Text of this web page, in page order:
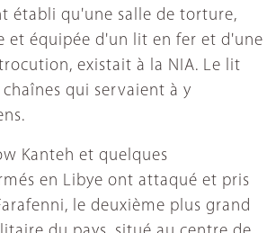
établi qu'une salle de torture,
et équipée d'un lit en fer et d'une
existait à la NIA. Le lit
qui servaient à y
Kanteh et quelques
en Libye ont attaqué et pris
le deuxième plus grand